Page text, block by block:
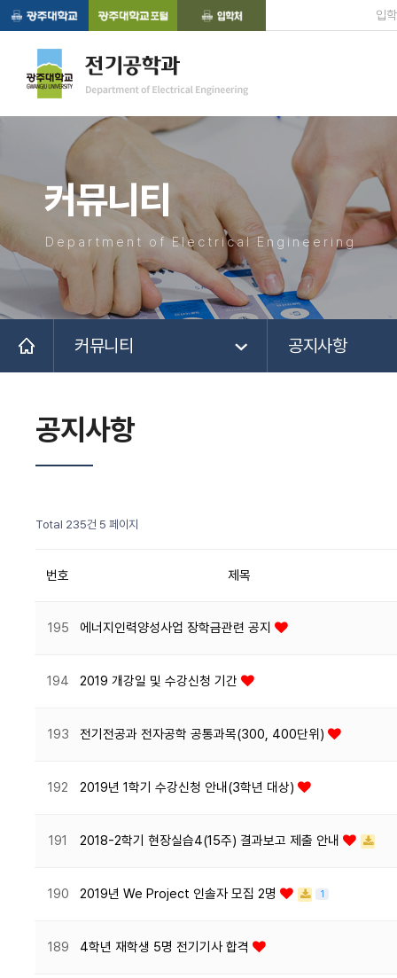
입
커뮤니티
Department of Electrical Engineering
커뮤니티 공지사항
공지사항
Total 235건 5 페이지
번호 제목
195 에너지인력양성사업 장학금관련 공지
194 2019 개강일 및 수강신청 기간
193 전기전공과 전자공학 공통과목(300, 400단위)
192 2019년 1학기 수강신청 안내(3학년 대상)
191 2018-2학기 현장실습4(15주) 결과보고 제출 안내
190 2019년 We Project 인솔자 모집 2명 1
189 4학년 재학생 5명 전기기사 합격